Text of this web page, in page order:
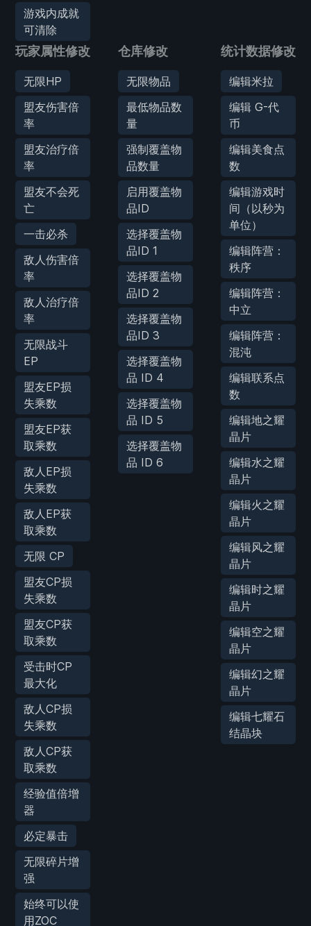
游戏内成就
可清除
玩家属性修改
无限HP
盟友伤害倍
率
盟友治疗倍
率
盟友不会死
亡
一击必杀
敌人伤害倍
率
敌人治疗倍
率
无限战斗
EP
盟友EP损
失乘数
盟友EP获
取乘数
敌人EP损
失乘数
敌人EP获
取乘数
无限 CP
盟友CP损
失乘数
盟友CP获
取乘数
受击时CP
最大化
敌人CP损
失乘数
敌人CP获
取乘数
经验值倍增
器
必定暴击
无限碎片增
强
始终可以使
用ZOC
仓库修改
无限物品
最低物品数
量
强制覆盖物
品数量
启用覆盖物
品ID
选择覆盖物
品ID 1
选择覆盖物
品ID 2
选择覆盖物
品ID 3
选择覆盖物
品 ID 4
选择覆盖物
品 ID 5
选择覆盖物
品 ID 6
统计数据修改
编辑米拉
编辑 G-代
币
编辑美食点
数
编辑游戏时
间（以秒为
单位）
编辑阵营：
秩序
编辑阵营：
中立
编辑阵营：
混沌
编辑联系点
数
编辑地之耀
晶片
编辑水之耀
晶片
编辑火之耀
晶片
编辑风之耀
晶片
编辑时之耀
晶片
编辑空之耀
晶片
编辑幻之耀
晶片
编辑七耀石
结晶块